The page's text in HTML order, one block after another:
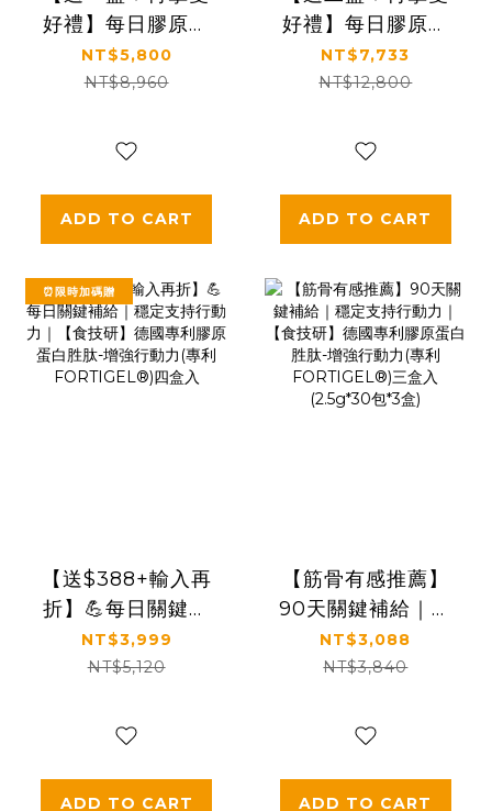
好禮】每日膠原補
給｜皮膚Q彈好氣色
｜【食技研】德國
養顏美容(專利
(2.5g*30包*6盒)
NT$5,800
NT$8,960
ADD TO CART
好禮】每日膠原補
給｜皮膚Q彈好氣色
｜【食技研】德國
養顏美容(專利
NT$7,733
NT$12,800
ADD TO CART
⏰限時加碼贈
【送$388+輸入再
折】💪每日關鍵補
給｜穩定支持行動
力｜【食技研】德
肽-增強行動力(專利
入
NT$3,999
NT$5,120
ADD TO CART
【筋骨有感推薦】
90天關鍵補給｜穩
定支持行動力｜
【食技研】德國專
強行動力(專利
入(2.5g*30包*3盒)
NT$3,088
NT$3,840
ADD TO CART